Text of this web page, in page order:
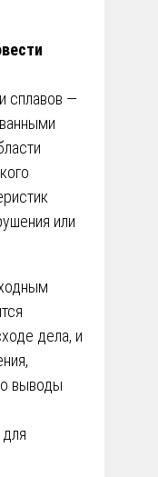
сплавов —
или
дела, и
выводы